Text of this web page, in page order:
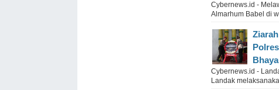
Cybernews.id -
Almarhum Babel di
Cybernews.id -
Landak